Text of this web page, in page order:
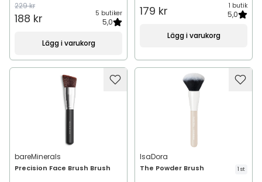
229 kr
188 kr 5 butiker
5,0
Lägg i varukorg
179 kr 1 butik
5,0
Lägg i varukorg
bareMinerals
Precision Face Brush Brush
IsaDora
The Powder Brush 1 st